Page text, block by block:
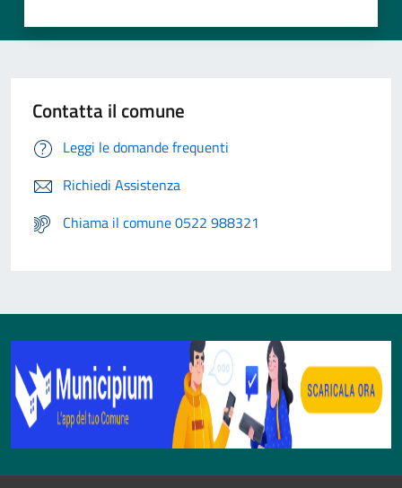
Contatta il comune
Leggi le domande frequenti
Richiedi Assistenza
Chiama il comune 0522 988321